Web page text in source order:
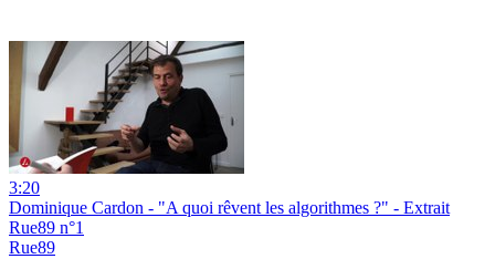
3:20
Dominique Cardon - "A quoi rêvent les algorithmes ?" - Extrait
Rue89 n°1
Rue89